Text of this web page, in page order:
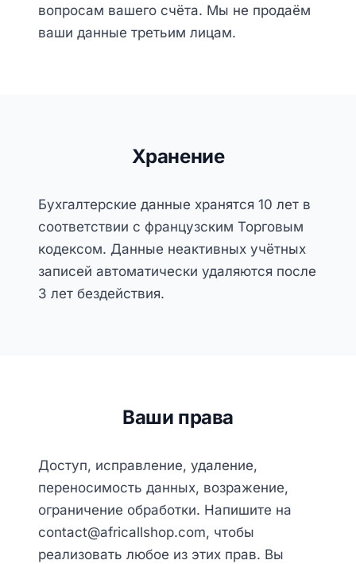
вопросам вашего счёта. Мы не продаём
ваши данные третьим лицам.
Хранение
Бухгалтерские данные хранятся 10 лет в
соответствии с французским Торговым
кодексом. Данные неактивных учётных
записей автоматически удаляются после
3 лет бездействия.
Ваши права
Доступ, исправление, удаление,
переносимость данных, возражение,
ограничение обработки. Напишите на
contact@africallshop.com, чтобы
реализовать любое из этих прав. Вы